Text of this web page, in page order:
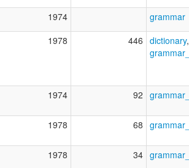
1974 grammar
1978 446 dictionary,
1974 92
1978 68
1978 34